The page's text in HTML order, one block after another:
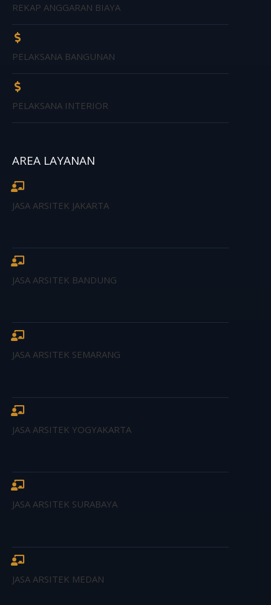
REKAP ANGGARAN BIAYA
PELAKSANA BANGUNAN
PELAKSANA INTERIOR
AREA LAYANAN
JASA ARSITEK JAKARTA
JASA ARSITEK BANDUNG
JASA ARSITEK SEMARANG
JASA ARSITEK YOGYAKARTA
JASA ARSITEK SURABAYA
JASA ARSITEK MEDAN